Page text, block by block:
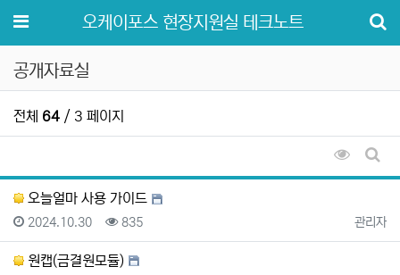
메뉴 오케이포스 현장지원실 테크노트
공개자료실
전체 64 / 3 페이지
조회순
게시
오늘얼마 사용 가이드
등록자
관리자
등록일
2024.10.30 조회
835
원캡(금결원모듈)